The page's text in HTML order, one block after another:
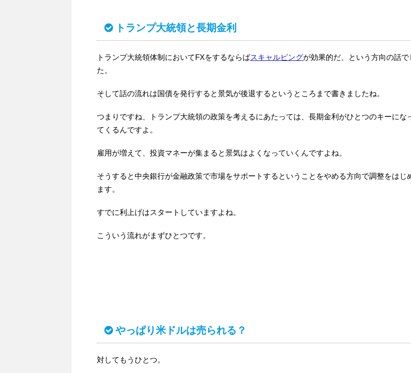
トランプ大統領と長期金利
トランプ大統領体制においてFXをするならばスキャルピングが効果的だ、という方向の話で
た。
そして話の流れは国債を発行すると景気が後退するというところまで書きましたね。
つまりですね、トランプ大統領の政策を考えるにあたっては、長期金利がひとつのキーにな
てくるんですよ。
雇用が増えて、投資マネーが集まると景気はよくなっていくんですよね。
そうすると中央銀行が金融政策で市場をサポートするということをやめる方向で調整をはじ
ます。
すでに利上げはスタートしていますよね。
こういう流れがまずひとつです。
やっぱり米ドルは売られる？
対してもうひとつ。